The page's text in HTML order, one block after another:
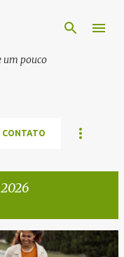
um pouco
CONTATO